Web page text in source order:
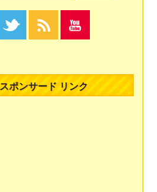
スポンサード リンク